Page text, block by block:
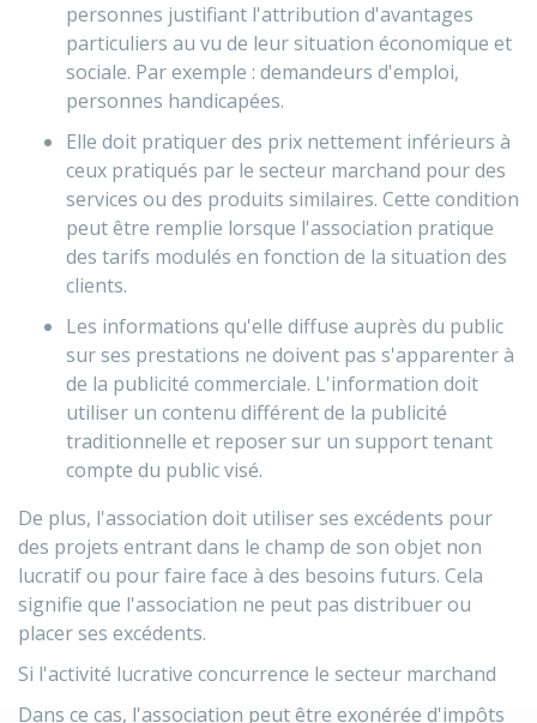
personnes justifiant l'attribution d'avantages
particuliers au vu de leur situation économique et
sociale. Par exemple : demandeurs d'emploi,
personnes handicapées.
Elle doit pratiquer des prix nettement inférieurs à
ceux pratiqués par le secteur marchand pour des
services ou des produits similaires. Cette condition
peut être remplie lorsque l'association pratique
des tarifs modulés en fonction de la situation des
clients.
Les informations qu'elle diffuse auprès du public
sur ses prestations ne doivent pas s'apparenter à
de la publicité commerciale. L'information doit
utiliser un contenu différent de la publicité
traditionnelle et reposer sur un support tenant
compte du public visé.
De plus, l'association doit utiliser ses excédents pour
des projets entrant dans le champ de son objet non
lucratif ou pour faire face à des besoins futurs. Cela
signifie que l'association ne peut pas distribuer ou
placer ses excédents.
Si l'activité lucrative concurrence le secteur marchand
Dans ce cas, l'association peut être exonérée d'impôts